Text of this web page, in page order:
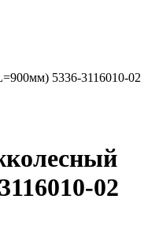
5336-3116010-02
02